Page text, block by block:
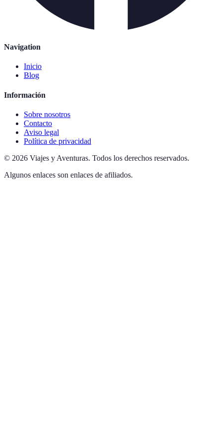
Navigation
Inicio
Blog
Información
Sobre nosotros
Contacto
Aviso legal
Política de privacidad
© 2026 Viajes y Aventuras. Todos los derechos reservados.
Algunos enlaces son enlaces de afiliados.